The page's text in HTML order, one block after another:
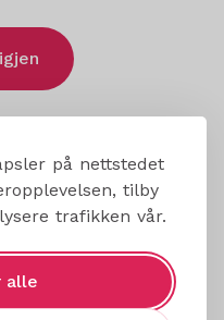
på nettstedet
tilby
trafikken vår.
alle